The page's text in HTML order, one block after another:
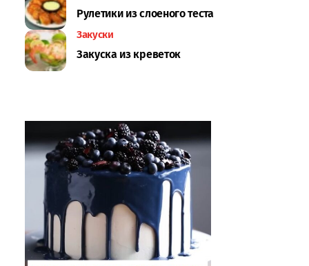
Рулетики из слоеного теста
Закуски
Закуска из креветок